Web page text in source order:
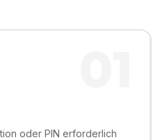
oder PIN erforderlich